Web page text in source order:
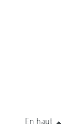
En haut